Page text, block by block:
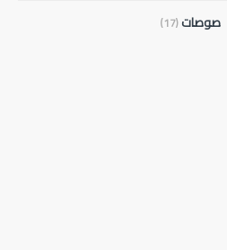
صوصات(17)